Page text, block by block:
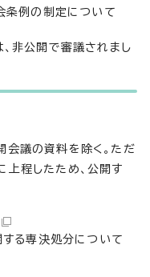
条例の制定について
非公開で審議されまし
会議の資料を除く。ただ
上程したため、公開す
る専決処分について